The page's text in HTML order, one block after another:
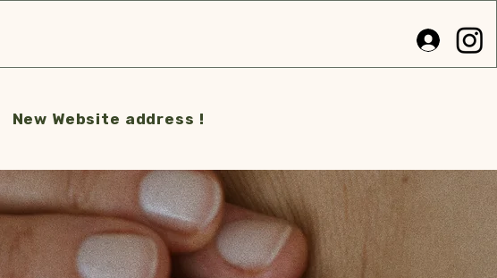
New Website address !